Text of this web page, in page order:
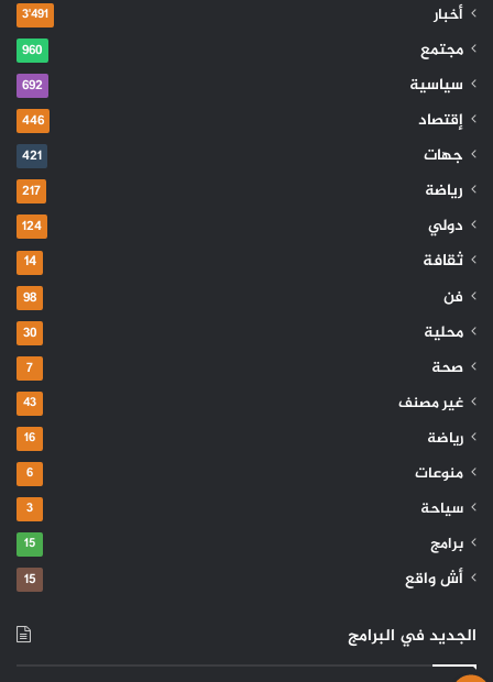
أخبار 3٬491
مجتمع 960
سياسية 692
إقتصاد 446
جهات 421
رياضة 217
دولي 124
ثقافة 14
فن 98
محلية 30
صحة 7
غير مصنف 43
رياضة 16
منوعات 6
سياحة 3
برامج 15
أش واقع 15
الجديد في البرامج